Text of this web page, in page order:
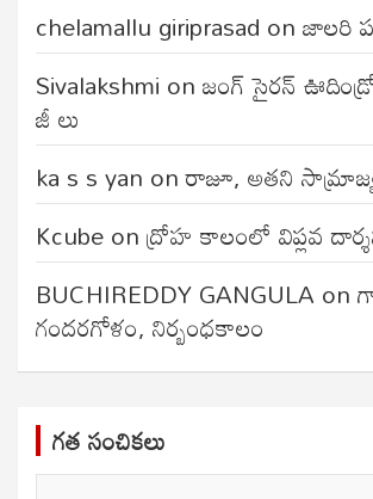
chelamallu giriprasad onజాలరి
Sivalakshmi onజంగ్‌ సైరన్‌
జీ లు
ka s s yan onరాజూ, అతని
Kcubeonద్రోహ కాలంలో విప్లవ
BUCHIREDDY GANGULA on
గందరగోళం, నిర్బంధకాలం
గత సంచికలు
గత